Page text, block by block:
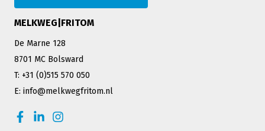
MELKWEG|FRITOM
De Marne 128
8701 MC Bolsward
T: +31 (0)515 570 050
E: info@melkwegfritom.nl